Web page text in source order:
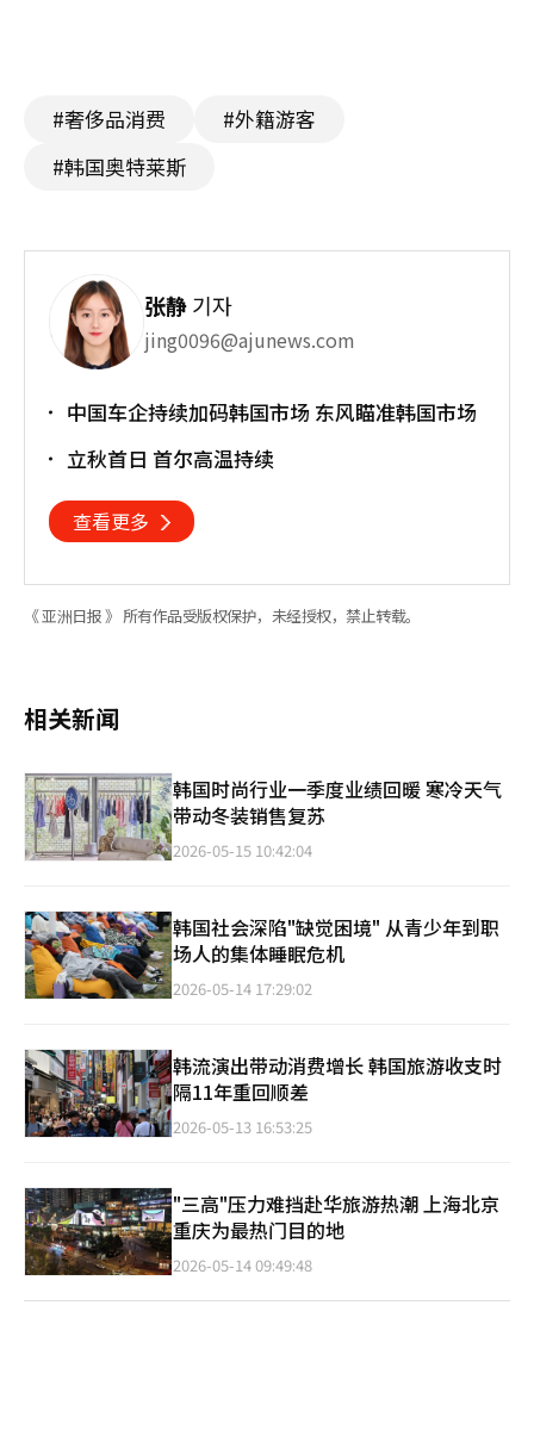
#奢侈品消费
#外籍游客
#韩国奥特莱斯
张静기자
jing0096@ajunews.com
中国车企持续加码韩国市场 东风瞄准韩国市场
立秋首日 首尔高温持续
查看更多
《 亚洲日报 》 所有作品受版权保护，未经授权，禁止转载。
相关新闻
韩国时尚行业一季度业绩回暖 寒冷天气
带动冬装销售复苏
2026-05-15 10:42:04
韩国社会深陷"缺觉困境" 从青少年到职
场人的集体睡眠危机
2026-05-14 17:29:02
韩流演出带动消费增长 韩国旅游收支时
隔11年重回顺差
2026-05-13 16:53:25
"三高"压力难挡赴华旅游热潮 上海北京
重庆为最热门目的地
2026-05-14 09:49:48